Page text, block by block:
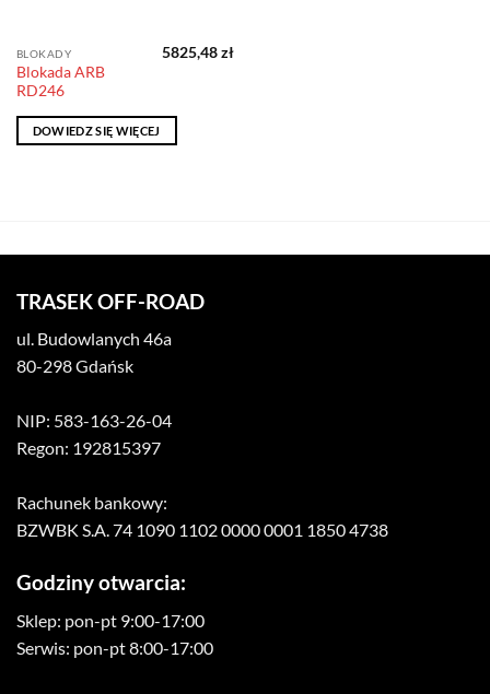
BLOKADY
Blokada ARB
RD246
5825,48zł
DOWIEDZ SIĘ WIĘCEJ
TRASEK OFF-ROAD
ul. Budowlanych 46a
80-298 Gdańsk
NIP: 583-163-26-04
Regon: 192815397
Rachunek bankowy:
BZWBK S.A. 74 1090 1102 0000 0001 1850 4738
Godziny otwarcia:
Sklep: pon-pt 9:00-17:00
Serwis: pon-pt 8:00-17:00